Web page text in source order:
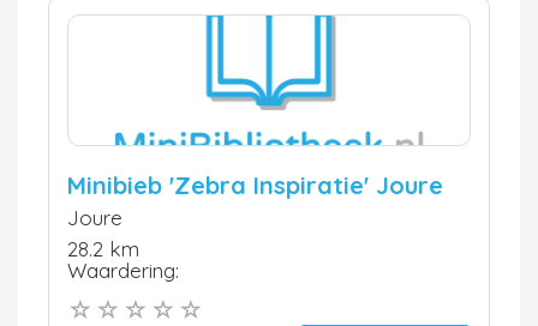
Minibieb 'Zebra Inspiratie' Joure
Joure
28.2 km
Waardering: